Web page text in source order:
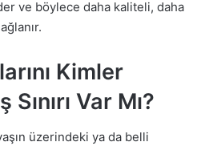
ve böylece daha kaliteli, daha
Kimler
Var Mı?
üzerindeki ya da belli